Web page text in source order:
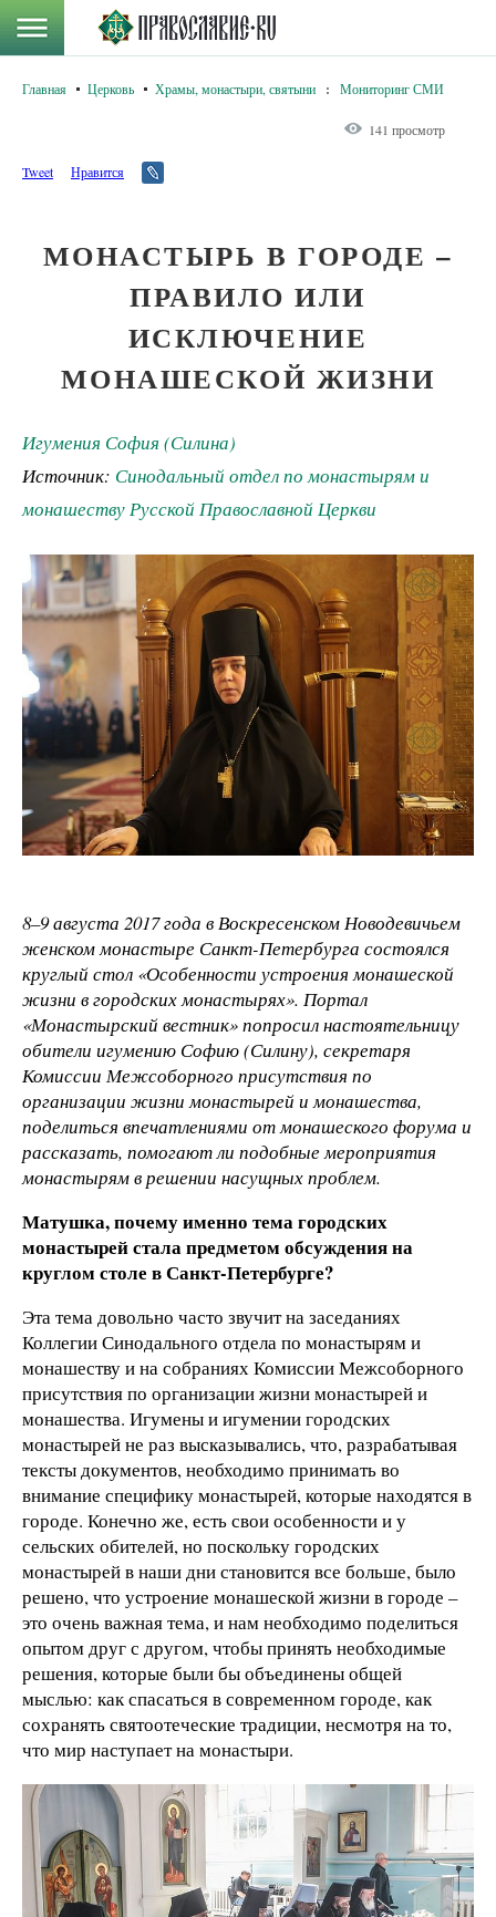
Главная Церковь Храмы, монастыри, святыни : Мониторинг СМИ
141 просмотр
Tweet Нравится
МОНАСТЫРЬ В ГОРОДЕ –
ПРАВИЛО ИЛИ
ИСКЛЮЧЕНИЕ
МОНАШЕСКОЙ ЖИЗНИ
Игумения София (Силина)
Источник: Синодальный отдел по монастырям и
монашеству Русской Православной Церкви
8–9 августа 2017 года в Воскресенском Новодевичьем
женском монастыре Санкт-Петербурга состоялся
круглый стол «Особенности устроения монашеской
жизни в городских монастырях». Портал
«Монастырский вестник» попросил настоятельницу
обители игумению Софию (Силину), секретаря
Комиссии Межсоборного присутствия по
организации жизни монастырей и монашества,
поделиться впечатлениями от монашеского форума и
рассказать, помогают ли подобные мероприятия
монастырям в решении насущных проблем.
Матушка, почему именно тема городских
монастырей стала предметом обсуждения на
круглом столе в Санкт-Петербурге?
Эта тема довольно часто звучит на заседаниях
Коллегии Синодального отдела по монастырям и
монашеству и на собраниях Комиссии Межсоборного
присутствия по организации жизни монастырей и
монашества. Игумены и игумении городских
монастырей не раз высказывались, что, разрабатывая
тексты документов, необходимо принимать во
внимание специфику монастырей, которые находятся в
городе. Конечно же, есть свои особенности и у
сельских обителей, но поскольку городских
монастырей в наши дни становится все больше, было
решено, что устроение монашеской жизни в городе –
это очень важная тема, и нам необходимо поделиться
опытом друг с другом, чтобы принять необходимые
решения, которые были бы объединены общей
мыслью: как спасаться в современном городе, как
сохранять святоотеческие традиции, несмотря на то,
что мир наступает на монастыри.